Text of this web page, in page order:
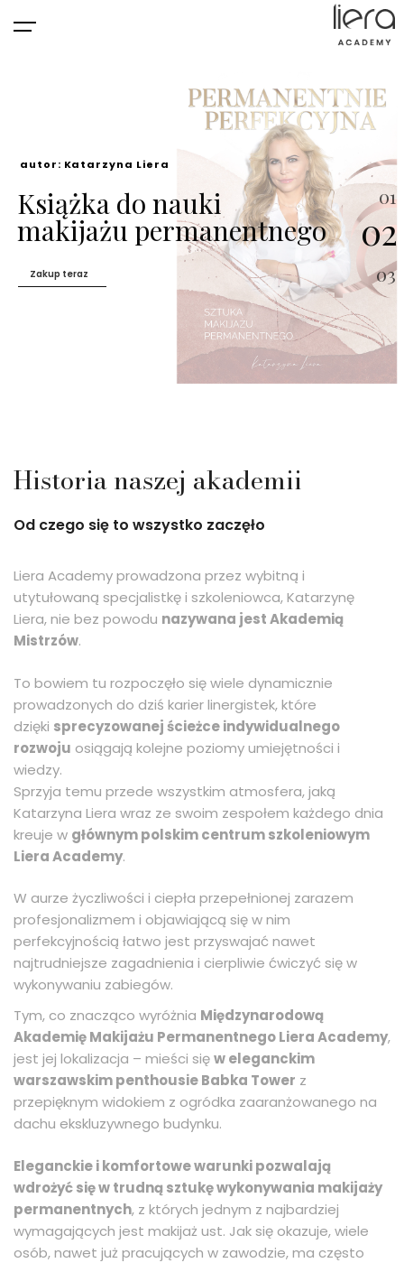
Akademia Liera
Warszawa
Więcej o nas
Nowoczesna akademia PMU
03
01
02
Historia naszej akademii
Od czego się to wszystko zaczęło
Liera Academy prowadzona przez wybitną i
utytułowaną specjalistkę i szkoleniowca, Katarzynę
Liera, nie bez powodu nazywana jest Akademią
Mistrzów.
To bowiem tu rozpoczęło się wiele dynamicznie
prowadzonych do dziś karier linergistek, które
dzięki sprecyzowanej ścieżce indywidualnego
rozwoju osiągają kolejne poziomy umiejętności i
wiedzy.
Sprzyja temu przede wszystkim atmosfera, jaką
Katarzyna Liera wraz ze swoim zespołem każdego dnia
kreuje w głównym polskim centrum szkoleniowym
Liera Academy.
W aurze życzliwości i ciepła przepełnionej zarazem
profesjonalizmem i objawiającą się w nim
perfekcyjnością łatwo jest przyswajać nawet
najtrudniejsze zagadnienia i cierpliwie ćwiczyć się w
wykonywaniu zabiegów.
Tym, co znacząco wyróżnia Międzynarodową
Akademię Makijażu Permanentnego Liera Academy,
jest jej lokalizacja – mieści sięw eleganckim
warszawskim penthousie Babka Tower z
przepięknym widokiem z ogródka zaaranżowanego na
dachu ekskluzywnego budynku.
Eleganckie i komfortowe warunki pozwalają
wdrożyć się w trudną sztukę wykonywania makijaży
permanentnych, z których jednym z najbardziej
wymagających jest makijaż ust. Jak się okazuje, wiele
osób, nawet już pracujących w zawodzie, ma często